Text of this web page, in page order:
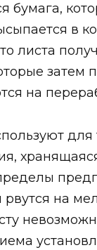
бумага,
в
листа
затем
на
для
на